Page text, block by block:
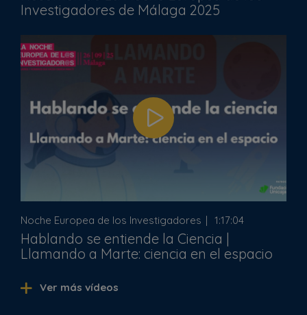
Investigadores de Málaga 2025
Noche Europea de los Investigadores 1:17:04
Hablando se entiende la Ciencia |
Llamando a Marte: ciencia en el espacio
Ver más vídeos